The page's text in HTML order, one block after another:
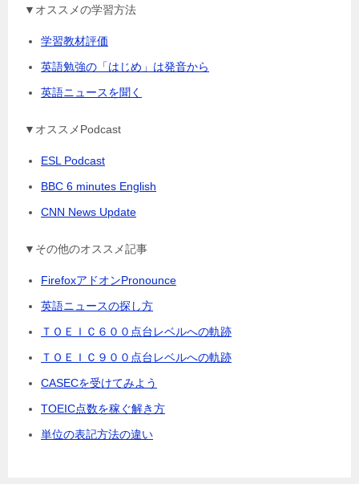
▼オススメの学習方法
学習教材評価
英語勉強の「はじめ」は発音から
英語ニュースを聞く
▼オススメPodcast
ESL Podcast
BBC 6 minutes English
CNN News Update
▼その他のオススメ記事
FirefoxアドオンPronounce
英語ニュースの探し方
ＴＯＥＩＣ６００点台レベルへの軌跡
ＴＯＥＩＣ９００点台レベルへの軌跡
CASECを受けてみよう
TOEIC点数を稼ぐ解き方
単位の表記方法の違い